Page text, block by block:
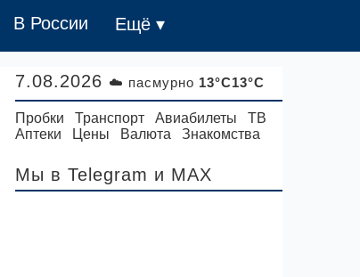
В России Ещё ▾
7.08.2026 ☁️ пасмурно 13°C13°C
Пробки Транспорт Авиабилеты
ТВ
Аптеки
Цены Валюта Знакомства
Мы в Telegram и MAX